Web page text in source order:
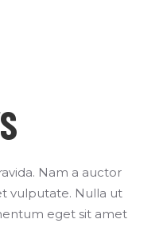
Nam a auctor
vulputate. Nulla ut
eget sit amet